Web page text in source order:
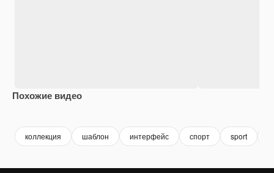
Похожие видео
коллекция шаблон интерфейс спорт sport